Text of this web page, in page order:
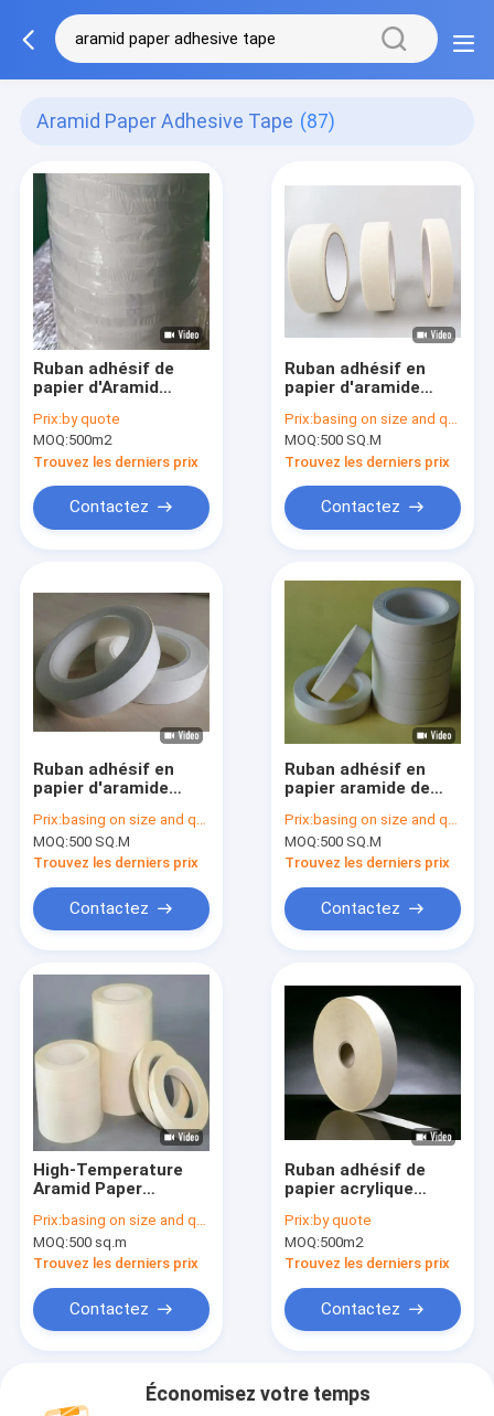
Aramid Paper Adhesive Tape (87)
Ruban adhésif de
papier d'Aramid
adhésif 0.18mm de
Nomex
profondément
Prix:by quote
MOQ:500m2
Trouvez les derniers prix
Contactez
Ruban adhésif en
papier d'aramide
température
Épaisseur totale
0,105 mm Pour les
exigences d'isolation
électrique
Prix:basing on size and quantity
MOQ:500 SQ.M
Trouvez les derniers prix
Contactez
Ruban adhésif en
papier d'aramide
certifié UL de classe
F Couleur blanche
Prix:basing on size and quantity
MOQ:500 SQ.M
Trouvez les derniers prix
Contactez
Ruban adhésif en
papier aramide de
avec un allongement
de 4% et similaire au
ruban adhésif en
Prix:basing on size and quantity
MOQ:500 SQ.M
Trouvez les derniers prix
Contactez
High-Temperature
Aramid Paper
0.105mm Thickness
and 155℃
Temperature Range
Insulation
Prix:basing on size and quantity
MOQ:500 sq.m
Trouvez les derniers prix
Contactez
Ruban adhésif de
papier acrylique
10mm-980mm
Prix:by quote
MOQ:500m2
Trouvez les derniers prix
Contactez
Économisez votre temps